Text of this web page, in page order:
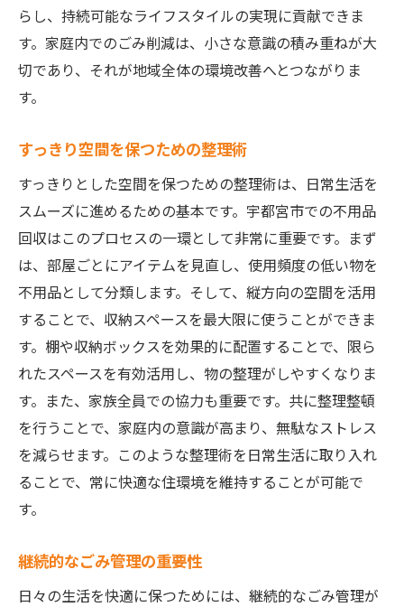
らし、持続可能なライフスタイルの実現に貢献できま
す。家庭内でのごみ削減は、小さな意識の積み重ねが大
切であり、それが地域全体の環境改善へとつながりま
す。
すっきり空間を保つための整理術
すっきりとした空間を保つための整理術は、日常生活を
スムーズに進めるための基本です。宇都宮市での不用品
回収はこのプロセスの一環として非常に重要です。まず
は、部屋ごとにアイテムを見直し、使用頻度の低い物を
不用品として分類します。そして、縦方向の空間を活用
することで、収納スペースを最大限に使うことができま
す。棚や収納ボックスを効果的に配置することで、限ら
れたスペースを有効活用し、物の整理がしやすくなりま
す。また、家族全員での協力も重要です。共に整理整頓
を行うことで、家庭内の意識が高まり、無駄なストレス
を減らせます。このような整理術を日常生活に取り入れ
ることで、常に快適な住環境を維持することが可能で
す。
継続的なごみ管理の重要性
日々の生活を快適に保つためには、継続的なごみ管理が